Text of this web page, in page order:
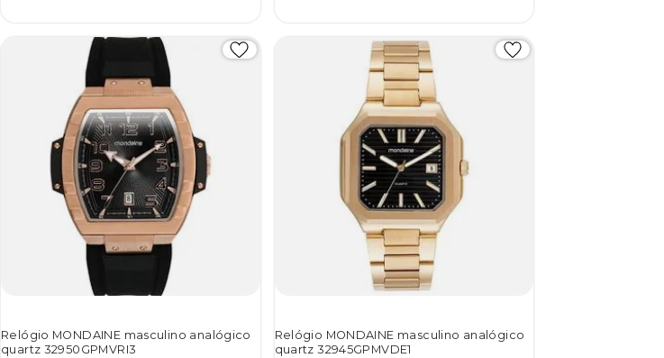
Relógio MONDAINE masculino analógico
quartz 32950GPMVRI3
Relógio MONDAINE masculino analógico
quartz 32945GPMVDE1